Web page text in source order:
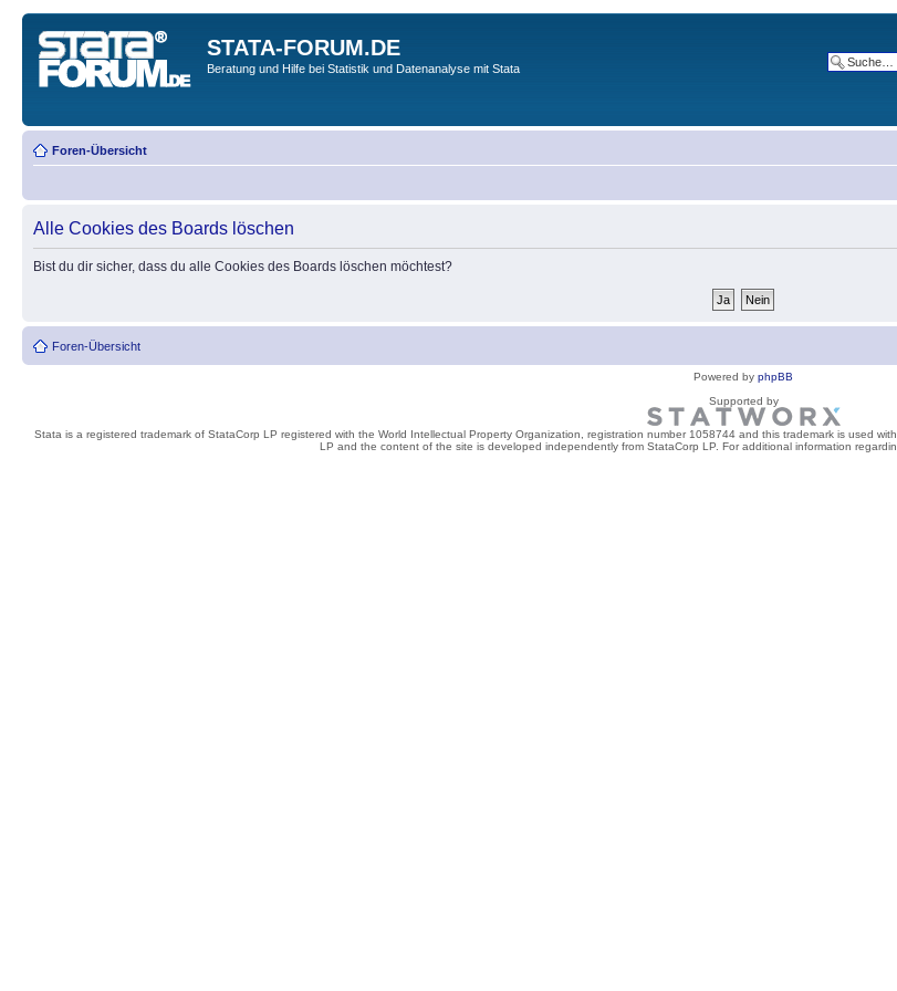
STATA-FORUM.DE
Beratung und Hilfe bei Statistik und Datenanalyse mit Stata
Foren-Übersicht
Alle Cookies des Boards löschen
Bist du dir sicher, dass du alle Cookies des Boards löschen möchtest?
Foren-Übersicht
Powered by phpBB
Supported by
Stata is a registered trademark of StataCorp LP registered with the World Intellectual Property Organization, registration number 1058744 and this trademark is used
LP and the content of the site is developed independently from StataCorp LP. For additional information